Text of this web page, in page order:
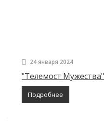
24 января 2024
"Телемост Мужества"
Подробнее